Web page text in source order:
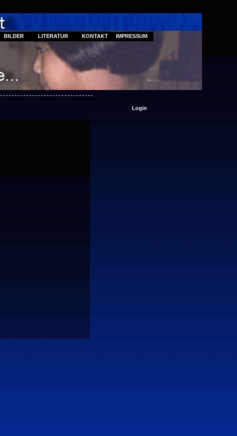
Login
BILDER LITERATUR KONTAKT IMPRESSUM